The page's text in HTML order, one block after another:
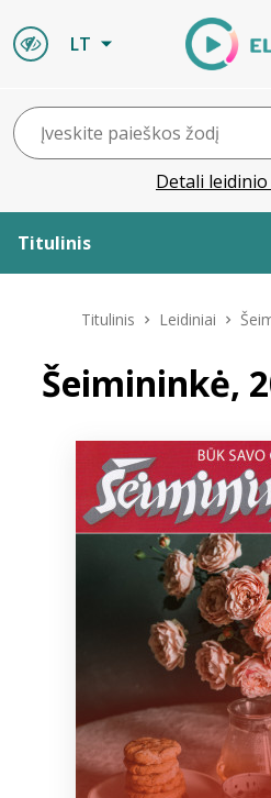
LT
Detali
Titulinis
Leidiniai
Naujienos
Titulinis Leidiniai
Šeimininkė,